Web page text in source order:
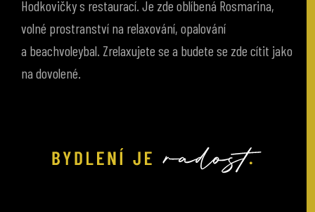
volné prostranství na relaxování, opalování
a beachvoleybal. Zrelaxujete se a budete se zde cítit jako
na dovolené.